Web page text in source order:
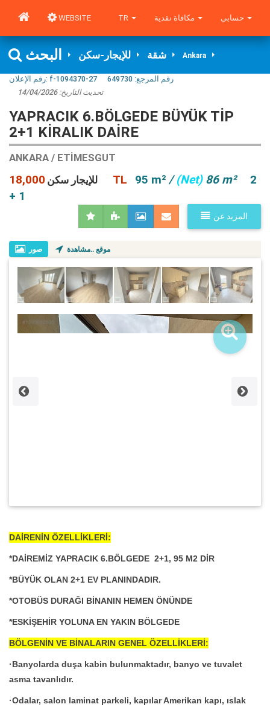
WEBSITE TR
البحث للإيجار-سكن شقة Ankara
رقم الإعلان: f-1094370-27 رقم المرجع: 649730
تحديث التاريخ:14/04/2026
YAPRACIK 6.BÖLGEDE BÜYÜK TİP
2+1 KİRALIK DAİRE
ANKARA / ETIMESGUT
للإيجار سكن
18,000 TL 95 m² /(Net)86 m²
2
+ 1
المزيد عن
صور موقع ..مشاهدة
DAİRENİN ÖZELLİKLERİ:
*DAİREMİZ YAPRACIK 6.BÖLGEDE 2+1, 95 M2 DİR
*BÜYÜK OLAN 2+1 EV PLANINDADIR.
*OTOBÜS DURAĞI BİNANIN HEMEN ÖNÜNDE
*ESKİŞEHİR YOLUNA EN YAKIN BÖLGEDE
BÖLGENİN VE BİNALARIN GENEL ÖZELLİKLERİ:
·Banyolarda duşa kabin bulunmaktadır, banyo ve tuvalet
asma tavanlıdır.
·Odalar, salon laminat parkeli, kapılar Amerikan kapı, ıslak